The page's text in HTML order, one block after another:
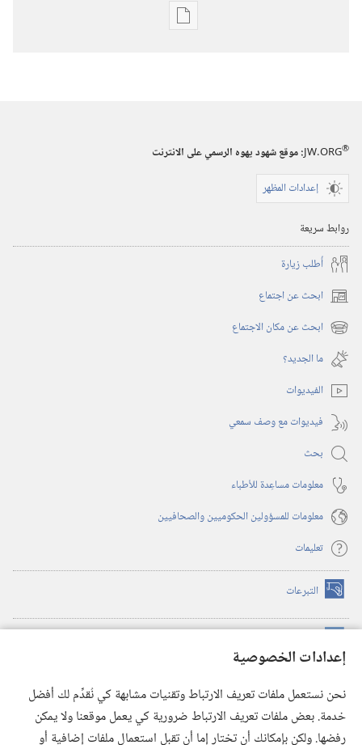
إعدادات الخصوصية
نحن نستعمل ملفات تعريف الارتباط وتقنيات مشابهة كي نُقدِّم لك أفضل
خدمة. بعض ملفات تعريف الارتباط ضرورية كي يعمل موقعنا ولا يمكن
رفضها. ولكن بإمكانك أن تختار إما أن تقبل استعمال ملفات إضافية أو
خيارات
الدراسية)‏
JW.ORG®
:‏ موقع شهود يهوه الرسمي على الانترنت
إعدادات المظهر
روابط سريعة
أُطلب زيارة
ابحث عن اجتماع (يفتح
نافذة ابحث عن مكان الاجتماع (يفتح
نافذة
جديدة)
ما الجديد؟‏
الفيديوات
فيديوات مع وصف سمعي
بحث
معلومات مساعِدة للأطباء
معلومات للمسؤولين الحكوميين والصحافيين
تعليمات
التبرعات (يفتح
نافذة
(يفتح
نافذة
(يفتح
نافذة
جديدة) تطبيق ®
JW Library